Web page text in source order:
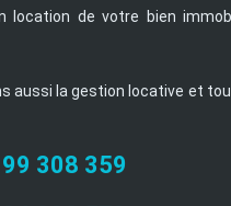
location de votre bien
aussi la gestion locative et
308 359